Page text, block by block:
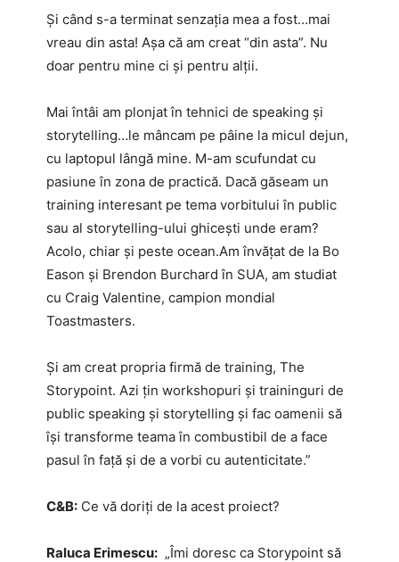
Și când s-a terminat senzația mea a fost…mai
vreau din asta! Așa că am creat “din asta”. Nu
doar pentru mine ci și pentru alții.
Mai întâi am plonjat în tehnici de speaking și
storytelling…le mâncam pe pâine la micul dejun,
cu laptopul lângă mine. M-am scufundat cu
pasiune în zona de practică. Dacă găseam un
training interesant pe tema vorbitului în public
sau al storytelling-ului ghicești unde eram?
Acolo, chiar și peste ocean.Am învățat de la Bo
Eason și Brendon Burchard în SUA, am studiat
cu Craig Valentine, campion mondial
Toastmasters.
Și am creat propria firmă de training, The
Storypoint. Azi țin workshopuri și traininguri de
public speaking și storytelling și fac oamenii să
își transforme teama în combustibil de a face
pasul în față și de a vorbi cu autenticitate.”
C&B: Ce vă doriți de la acest proiect?
Raluca Erimescu: „Îmi doresc ca Storypoint să